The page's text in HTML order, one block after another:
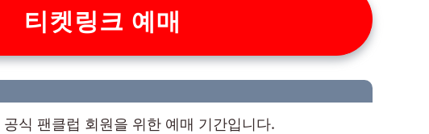
티켓링크 예매
식 팬클럽 회원을 위한 예매 기간입니다.